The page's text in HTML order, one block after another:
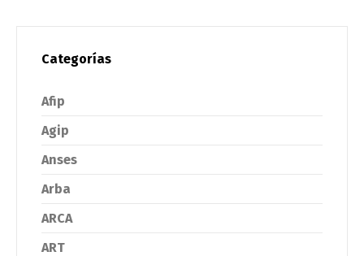
Categorías
Afip
Agip
Anses
Arba
ARCA
ART